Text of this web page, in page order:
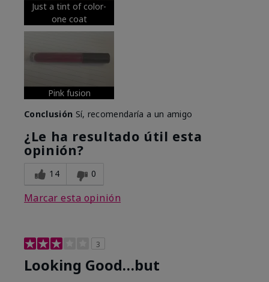
Just a tint of color-
one coat
Pink fusion
Conclusión Sí, recomendaría a un amigo
¿Le ha resultado útil esta
opinión?
14 0
Marcar esta opinión
3
Looking Good…but